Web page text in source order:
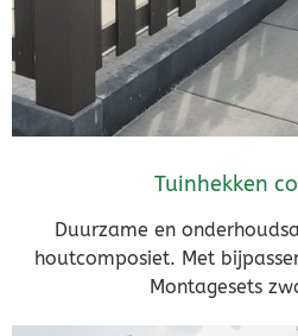
Tuinhekken
Duurzame en
houtcomposiet. Met
Montagesets